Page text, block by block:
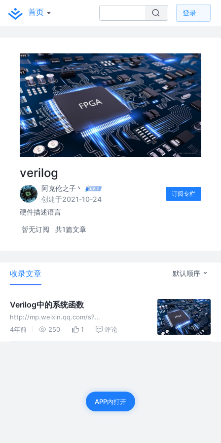
首页 登录
verilog
阿克伦之子丶
创建于2021-10-24
订阅专栏
硬件描述语言
暂无订阅 共1篇文章
收录文章 默认顺序
Verilog中的系统函数
http://mp.weixin.qq.com/s?
__biz=Mzg3NDY5NDg5MQ==&mid=224748
4年前 250 1 评论
APP内打开